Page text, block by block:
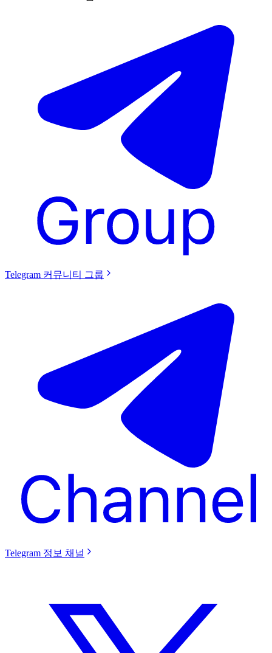
Telegram 커뮤니티 그룹
Telegram 정보 채널